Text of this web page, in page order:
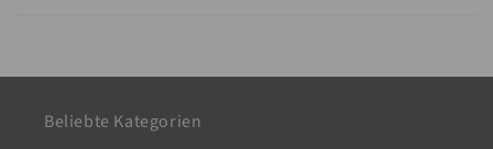
Beliebte Kategorien